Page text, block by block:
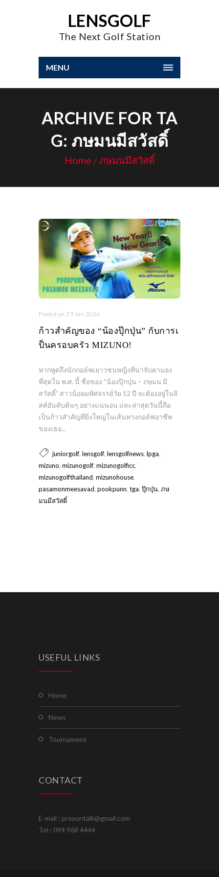
LENSGOLF
The Next Golf Station
MENU
ARCHIVE FOR TA
G: ภษมนมีสวัสดิ์
Home ภษมนมีสวัสดิ์
Posted on 29 Jan 2026
ก้าวสำคัญของ “น้องปุ๊กปุ่น” กับการเ
ป็นครอบครัว MIZUNO!
หากพูดถึงนักกอล์ฟเยาวชนหญิงที่น่าจับตามอง
ที่สุดใน พ.ศ. นี้ ชื่อของ “น้องปุ๊กปุ่น – ภษมน มี
สวัสดิ์” สาวน้อยมหัศจรรย์วัย 12 ปี จะต้องอยู่ในลิ
สต์อันดับต้นๆ อย่างแน่นอน และล่าสุดวันนี้ถือ
เป็นก้าวสำคัญที่ยิ่งใหญ่ในเส้นทางกอล์ฟอาชีพ
ของเธอ...
juniorgolf, lensgolf, lensgolfnews, lpga,
mizuno, mizunogolf, mizunogolficc,
mizunogolfthailand, mizunohouse,
pasamonmeesavad, pookpunn, tga, ปุ๊กปุ่น, ภษ
มนมีสวัสดิ์
USEFUL LINKS
home
news
tournament
CONTACT
E-mail : proyuntalk@gmail.com
Tel : 094 968 4444